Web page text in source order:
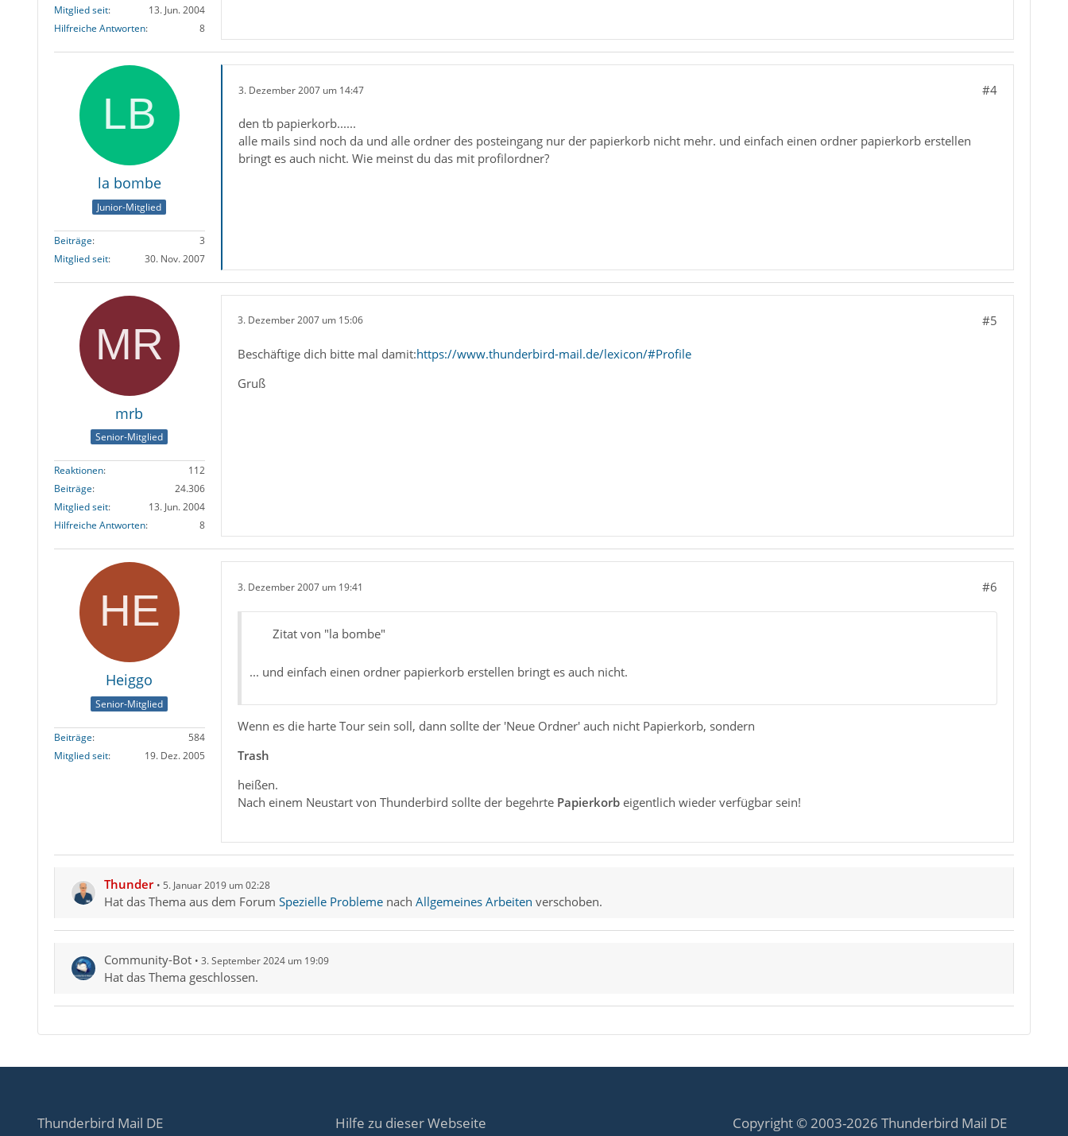
Mitglied seit
13. Jun. 2004
Hilfreiche Antworten
8
la bombe
Junior-Mitglied
Beiträge
3
Mitglied seit
30. Nov. 2007
3. Dezember 2007 um 14:47 #4
den tb papierkorb......
alle mails sind noch da und alle ordner des posteingang nur der papierkorb nicht mehr. und einfach einen ordner papierkorb erstellen
bringt es auch nicht. Wie meinst du das mit profilordner?
mrb
Senior-Mitglied
Reaktionen
112
Beiträge
24.306
Mitglied seit
13. Jun. 2004
Hilfreiche Antworten
8
3. Dezember 2007 um 15:06 #5
Beschäftige dich bitte mal damit:https://www.thunderbird-mail.de/lexicon/#Profile
Gruß
Heiggo
Senior-Mitglied
Beiträge
584
Mitglied seit
19. Dez. 2005
3. Dezember 2007 um 19:41 #6
Zitat von "la bombe"
... und einfach einen ordner papierkorb erstellen bringt es auch nicht.
Wenn es die harte Tour sein soll, dann sollte der 'Neue Ordner' auch nicht Papierkorb, sondern
Trash
heißen.
Nach einem Neustart von Thunderbird sollte der begehrte Papierkorbeigentlich wieder verfügbar sein!
Thunder 5. Januar 2019 um 02:28
Hat das Thema aus dem Forum Spezielle Problemenach Allgemeines Arbeiten verschoben.
Community-Bot 3. September 2024 um 19:09
Hat das Thema geschlossen.
Thunderbird Mail DE Hilfe zu dieser Webseite Copyright © 2003-2026 Thunderbird Mail DE